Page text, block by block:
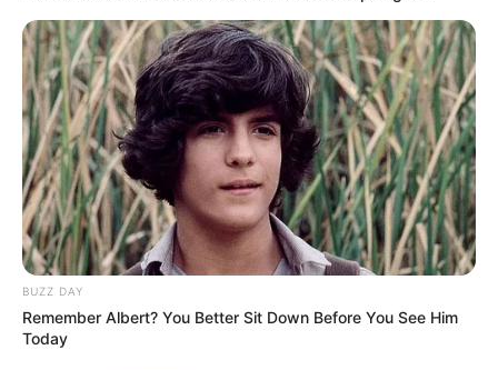
BUZZ DAY
Remember Albert? You Better Sit Down Before You See Him
Today